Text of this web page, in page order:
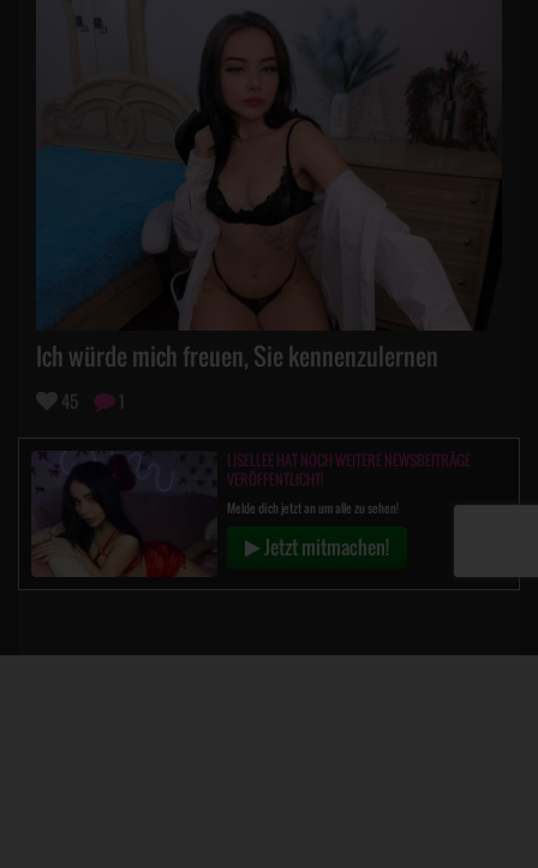
Ich würde mich freuen, Sie kennenzulernen
45 1
LISELLEE HAT NOCH WEITERE NEWSBEITRÄGE
VERÖFFENTLICHT!
Melde dich jetzt an um alle zu sehen!
Jetzt mitmachen!